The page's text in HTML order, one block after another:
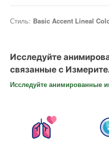
Стиль: Basic Accent Lineal
Исследуйте
связанные с
Исследуйте анимированные